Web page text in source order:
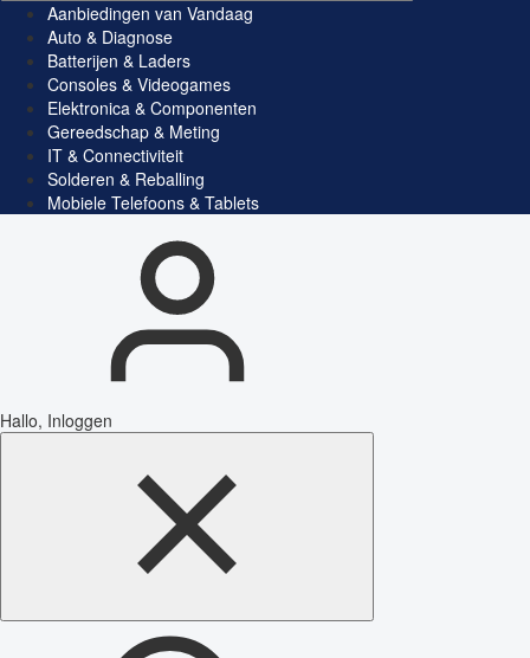
Aanbiedingen van Vandaag
Auto & Diagnose
Batterijen & Laders
Consoles & Videogames
Elektronica & Componenten
Gereedschap & Meting
IT & Connectiviteit
Solderen & Reballing
Mobiele Telefoons & Tablets
Hallo, Inloggen